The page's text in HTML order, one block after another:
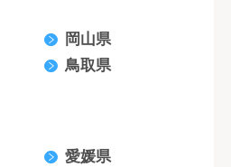
岡山県
鳥取県
愛媛県